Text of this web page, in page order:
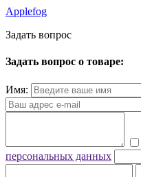
Applefog
Задать вопрос
Задать вопрос о товаре:
Имя:
персональных данных